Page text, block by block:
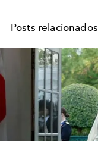
Posts relacionados